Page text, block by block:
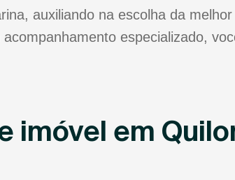
auxiliando na escolha da
especializado,
imóvel em